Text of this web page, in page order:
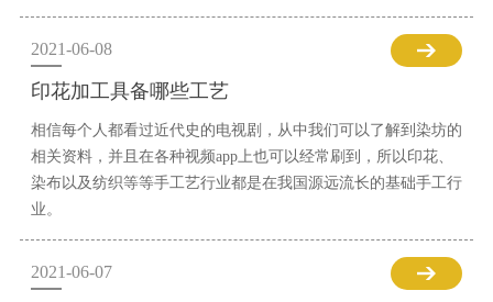
2021-06-08
印花加工具备哪些工艺
相信每个人都看过近代史的电视剧，从中我们可以了解到染坊的
相关资料，并且在各种视频app上也可以经常刷到，所以印花、
染布以及纺织等等手工艺行业都是在我国源远流长的基础手工行
业。
2021-06-07